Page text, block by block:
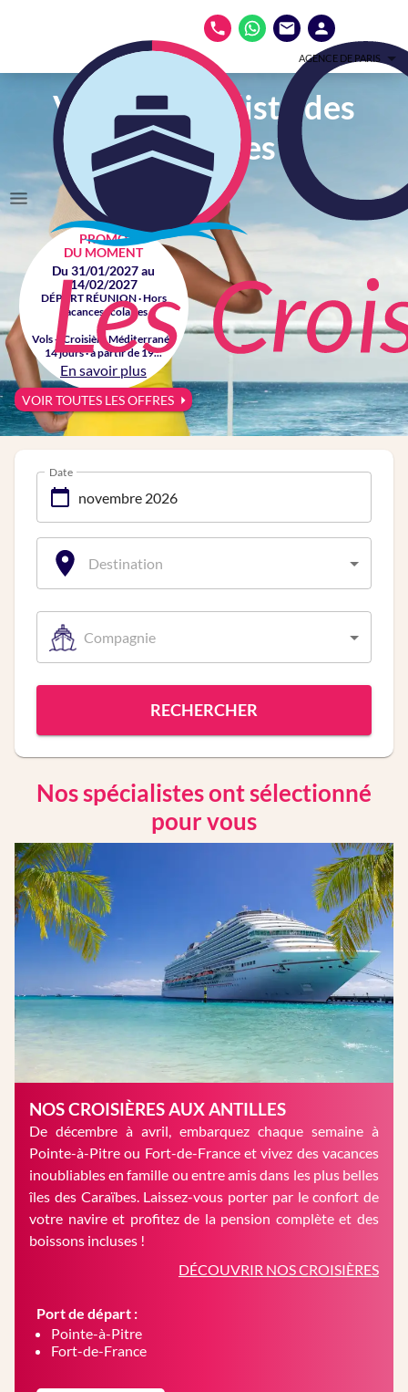
AGENCE DE PARIS
Votre spécialiste des
croisières
PROMO
DU MOMENT
Du 31/01/2027 au
14/02/2027
DÉPART RÉUNION · Hors
vacances scolaires
Vols + Croisière Méditerranée
14 jours · à partir de 19...
En savoir plus
VOIR TOUTES LES OFFRES
Date
Destination
Compagnie
RECHERCHER
Nos spécialistes ont sélectionné
pour vous
NOS CROISIÈRES AUX ANTILLES
De décembre à avril, embarquez chaque semaine à
Pointe-à-Pitre ou Fort-de-France et vivez des vacances
inoubliables en famille ou entre amis dans les plus belles
îles des Caraïbes. Laissez-vous porter par le confort de
votre navire et profitez de la pension complète et des
boissons incluses !
DÉCOUVRIR NOS CROISIÈRES
Port de départ :
Pointe-à-Pitre
Fort-de-France